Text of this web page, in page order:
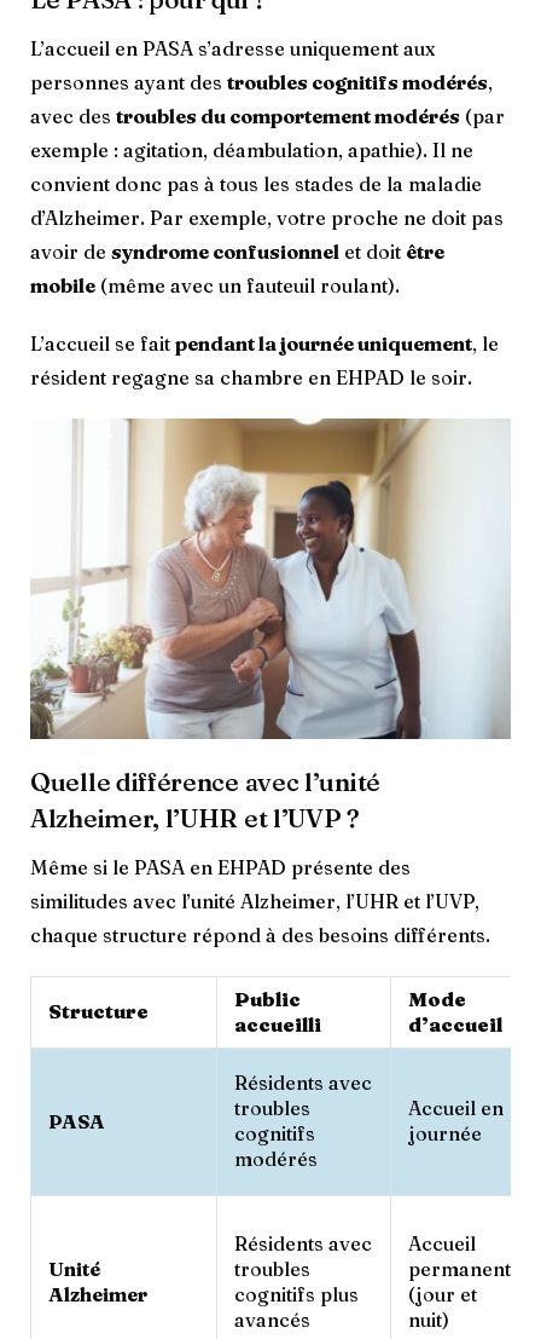
L’accueil en PASA s’adresse uniquement aux
personnes ayant des troubles cognitifs modérés,
avec des troubles du comportement modérés (par
exemple : agitation, déambulation, apathie). Il ne
convient donc pas à tous les stades de la maladie
d’Alzheimer. Par exemple, votre proche ne doit pas
avoir de syndrome confusionnel et doit être
mobile (même avec un fauteuil roulant).
L’accueil se fait pendant la journée uniquement, le
résident regagne sa chambre en EHPAD le soir.
Quelle différence avec l’unité
Alzheimer, l’UHR et l’UVP ?
Même si le PASA en EHPAD présente des
similitudes avec l’unité Alzheimer, l’UHR et l’UVP,
chaque structure répond à des besoins différents.
Structure
Public
accueilli
Mode
d’accueil
PASA
Résidents avec
troubles
cognitifs
modérés
Accueil en
journée
Unité
Alzheimer
Résidents avec
troubles
cognitifs plus
avancés
Accueil
permanent
(jour et
nuit)